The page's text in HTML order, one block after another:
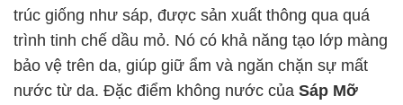
trúc giống như sáp, được sản xuất thông qua quá
trình tinh chế dầu mỏ. Nó có khả năng tạo lớp màng
bảo vệ trên da, giúp giữ ẩm và ngăn chặn sự mất
nước từ da. Đặc điểm không nước của Sáp Mỡ